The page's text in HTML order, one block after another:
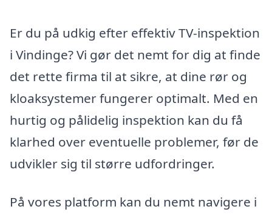
Er du på udkig efter effektiv TV-inspektion
i Vindinge? Vi gør det nemt for dig at finde
det rette firma til at sikre, at dine rør og
kloaksystemer fungerer optimalt. Med en
hurtig og pålidelig inspektion kan du få
klarhed over eventuelle problemer, før de
udvikler sig til større udfordringer.
På vores platform kan du nemt navigere i